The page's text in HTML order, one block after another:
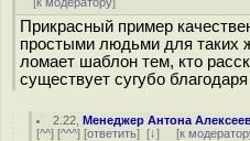
Прикрасный пример
простыми людьми для таких
ломает шаблон тем, кто
существует сугубо
2.22 ,Менеджер Антона
[^^] [^^^] [ответить] [↓] [к